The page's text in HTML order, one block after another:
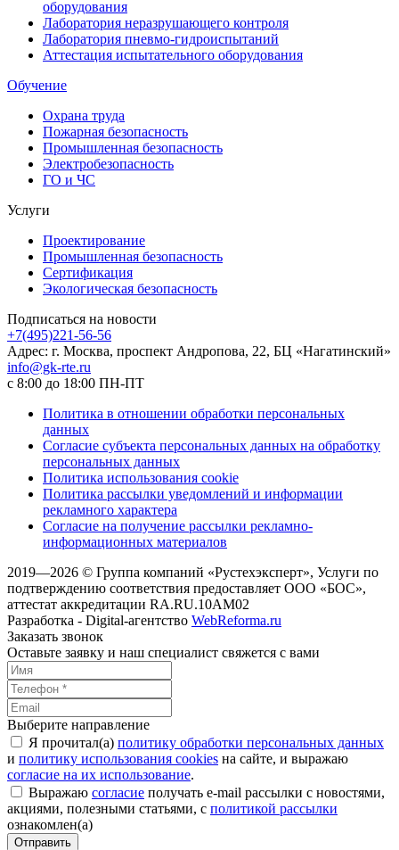
оборудования
Лаборатория неразрушающего контроля
Лаборатория пневмо-гидроиспытаний
Аттестация испытательного оборудования
Обучение
Охрана труда
Пожарная безопасность
Промышленная безопасность
Электробезопасность
ГО и ЧС
Услуги
Проектирование
Промышленная безопасность
Сертификация
Экологическая безопасность
Подписаться на новости
+7(495)221-56-56
Адрес: г. Москва, проспект Андропова, 22, БЦ «Нагатинский»
info@gk-rte.ru
с 8:00 до 18:00 ПН-ПТ
Политика в отношении обработки персональных
данных
Согласие субъекта персональных данных на обработку
персональных данных
Политика использования cookie
Политика рассылки уведомлений и информации
рекламного характера
Согласие на получение рассылки рекламно-
информационных материалов
2019—2026 © Группа компаний «Рустехэксперт», Услуги по
подтверждению соответствия предоставляет ООО «БОС»,
аттестат аккредитации RA.RU.10AM02
Разработка - Digital-агентство WebReforma.ru
Заказать звонок
Оставьте заявку и наш специалист свяжется с вами
Выберите направление
Я прочитал(а) политику обработки персональных данных
и политику использования cookies на сайте, и выражаю
согласие на их использование.
Выражаю согласие получать e-mail рассылки с новостями,
акциями, полезными статьями, с политикой рассылки
ознакомлен(а)
Отправить